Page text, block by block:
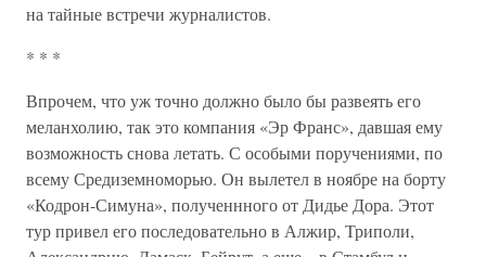
на тайные встречи журналистов.
* * *
Впрочем, что уж точно должно было бы развеять его
меланхолию, так это компания «Эр Франс», давшая ему
возможность снова летать. С особыми поручениями, по
всему Средиземноморью. Он вылетел в ноябре на борту
«Кодрон-Симуна», полученнного от Дидье Дора. Этот
тур привел его последовательно в Алжир, Триполи,